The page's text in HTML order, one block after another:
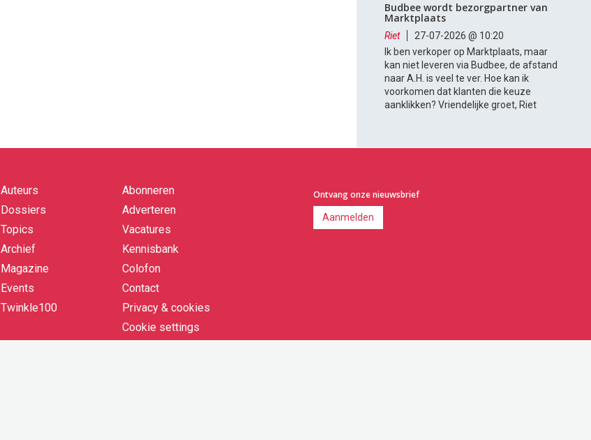
Budbee wordt bezorgpartner van
Marktplaats
Riet
27-07-2026 @ 10:20
Ik ben verkoper op Marktplaats, maar
kan niet leveren via Budbee, de afstand
naar A.H. is veel te ver. Hoe kan ik
voorkomen dat klanten die keuze
aanklikken? Vriendelijke groet, Riet
Quick
links
Auteurs
Dossiers
Topics
Archief
Magazine
Events
Twinkle100
Abonneren
Adverteren
Vacatures
Kennisbank
Colofon
Contact
Privacy & cookies
Cookie settings
Ontvang onze nieuwsbrief
Aanmelden